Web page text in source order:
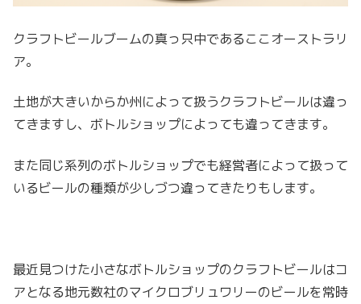
クラフトビールブームの真っ只中であるここオーストラリ
ア。
土地が大きいからか州によって扱うクラフトビールは違っ
てきますし、ボトルショップによっても違ってきます。
また同じ系列のボトルショップでも経営者によって扱って
いるビールの種類が少しづつ違ってきたりもします。
最近見つけた小さなボトルショップのクラフトビールはコ
アとなる地元数社のマイクロブリュワリーのビールを常時